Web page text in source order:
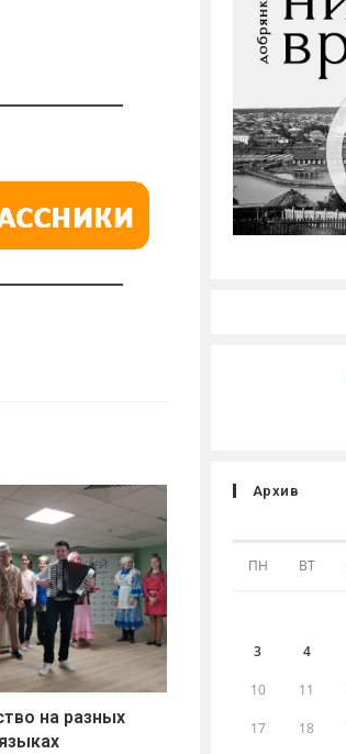
на разных
языках
Архив
ПН ВТ
3 4
10 11
17 18